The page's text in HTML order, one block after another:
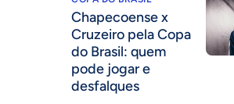
Chapecoense x
Cruzeiro pela Copa
do Brasil: quem
pode jogar e
desfalques